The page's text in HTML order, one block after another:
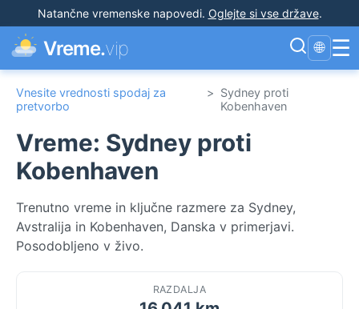
Natančne vremenske napovedi. Oglejte si vse države.
Vreme.vip 🌐 ☰
Vnesite vrednosti spodaj za
pretvorbo
> Sydney proti
Kobenhaven
Vreme: Sydney proti
Kobenhaven
Trenutno vreme in ključne razmere za Sydney,
Avstralija in Kobenhaven, Danska v primerjavi.
Posodobljeno v živo.
RAZDALJA